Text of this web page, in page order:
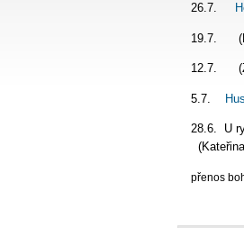
26.7.
19.7.
12.7.
5.7.
28.6.
přenos